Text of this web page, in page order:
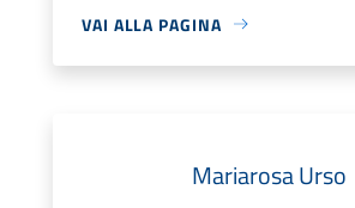
VAI ALLA PAGINA
Mariarosa Urso